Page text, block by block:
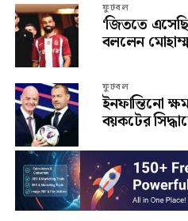
ফুটবল
‘জিততে
বললেন
ফুটবল
ইনফান্তিনো
বয়কটের